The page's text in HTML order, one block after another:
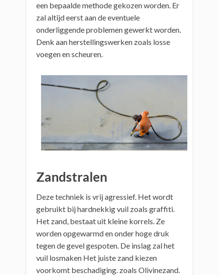
een bepaalde methode gekozen worden. Er
zal altijd eerst aan de eventuele
onderliggende problemen gewerkt worden.
Denk aan herstellingswerken zoals losse
voegen en scheuren.
Zandstralen
Deze techniek is vrij agressief. Het wordt
gebruikt bij hardnekkig vuil zoals graffiti.
Het zand, bestaat uit kleine korrels. Ze
worden opgewarmd en onder hoge druk
tegen de gevel gespoten. De inslag zal het
vuil losmaken Het juiste zand kiezen
voorkomt beschadiging. zoals Olivinezand.